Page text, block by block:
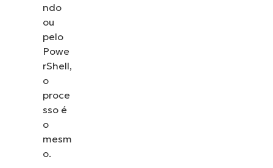
ndo
ou
pelo
Powe
rShell,
o
proce
sso é
o
mesm
o.